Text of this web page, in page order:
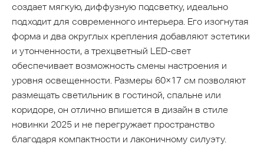
создает мягкую, диффузную подсветку, идеально
подходит для современного интерьера. Его изогнутая
форма и два округлых крепления добавляют эстетики
и утонченности, а трехцветный LED-свет
обеспечивает возможность смены настроения и
уровня освещенности. Размеры 60×17 см позволяют
размещать светильник в гостиной, спальне или
коридоре, он отлично впишется в дизайн в стиле
новинки 2025 и не перегружает пространство
благодаря компактности и лаконичному силуэту.